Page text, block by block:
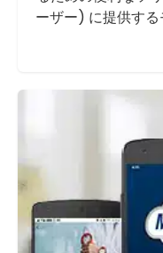
ーザー) に提供す